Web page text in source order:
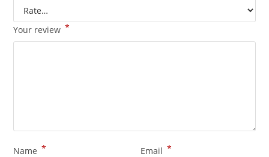
Your review *
Name * Email *